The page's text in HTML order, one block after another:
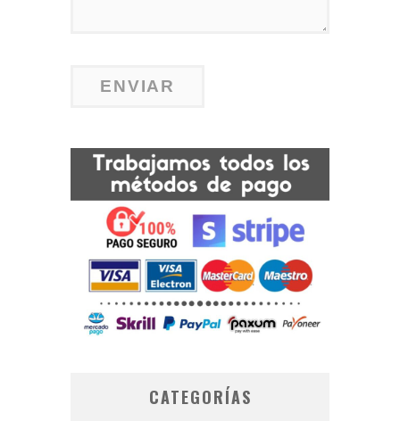
CATEGORÍAS